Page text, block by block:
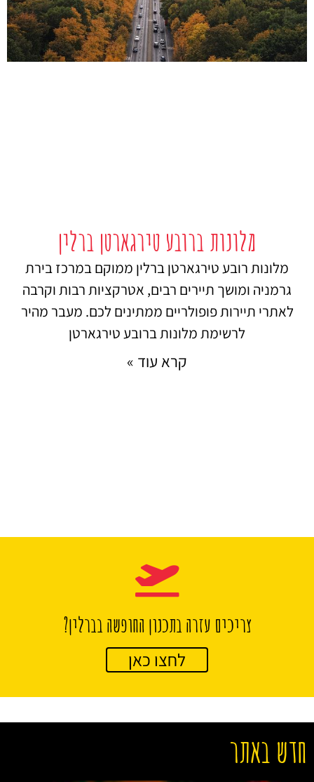
מלונות ברובע טירגארטן ברלין
מלונות רובע טירגארטן ברלין ממוקם במרכז בירת
גרמניה ומושך תיירים רבים, אטרקציות רבות וקרבה
לאתרי תיירות פופולריים ממתינים לכם. מעבר מהיר
לרשימת מלונות ברובע טירגארטן
קרא עוד »
צריכים עזרה בתכנון החופשה בברלין?
לחצו כאן
חדש באתר